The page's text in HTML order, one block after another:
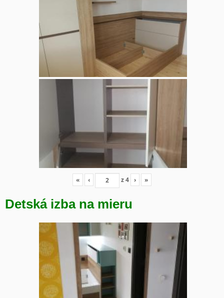
« ‹ z4 › »
Detská izba na mieru